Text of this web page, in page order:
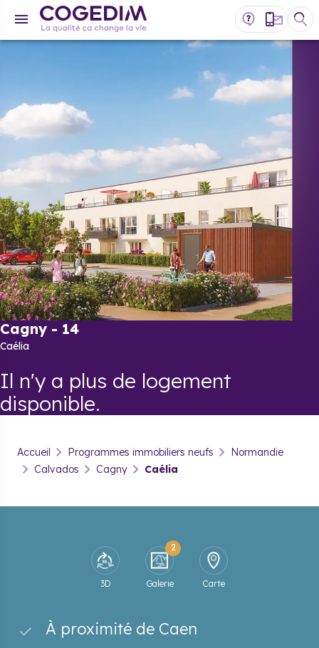
Cagny - 14
Caélia
Il n'y a plus de logement
disponible.
Accueil Programmes immobiliers neufs
Normandie
Calvados
Cagny Caélia
3D
2
Galerie Carte
À proximité de Caen